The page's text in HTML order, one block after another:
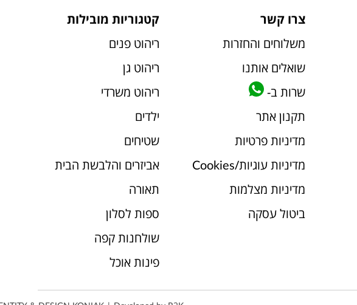
צרו קשר
משלוחים והחזרות
שואלים אותנו
שרות ב-
תקנון אתר
מדיניות פרטיות
מדיניות עוגיות/Cookies
מדיניות מצלמות
ביטול עסקה
קטגוריות מובילות
ריהוט פנים
ריהוט גן
ריהוט משרדי
ילדים
שטיחים
אביזרים והלבשת הבית
תאורה
ספות לסלון
שולחנות קפה
פינות אוכל